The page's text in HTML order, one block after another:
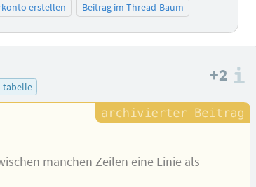
erstellen Beitrag im Thread-Baum
tabelle
+2
manchen Zeilen eine Linie als